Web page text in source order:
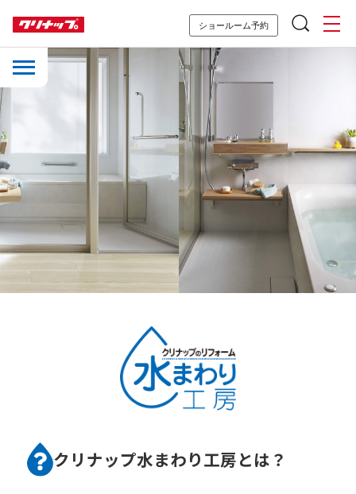
ショールーム予約
クリナップ水まわり工房とは？